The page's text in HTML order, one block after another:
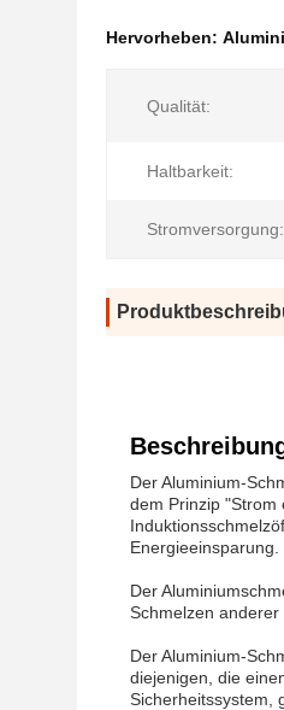
Hervorheben:
Qualität:
Haltbarkeit:
Stromversorgung:
Der Aluminium-
dem Prinzip "Strom
Energieeinsparung.
Der
Schmelzen anderer
Der Aluminium-
diejenigen, die
Sicherheitssystem,